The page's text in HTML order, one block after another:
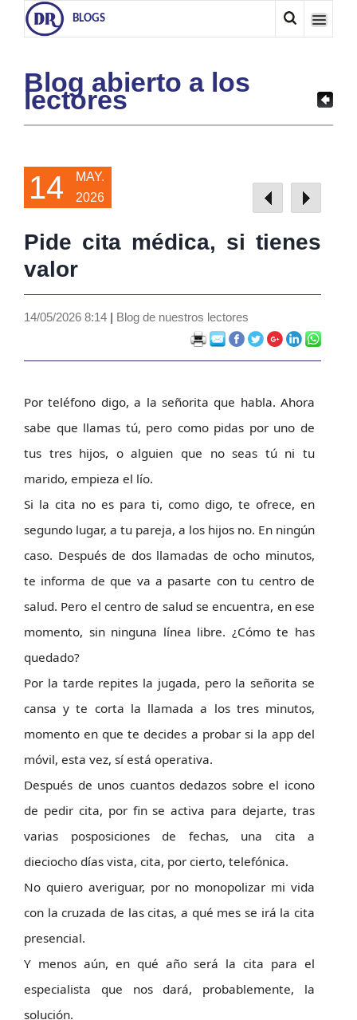
BLOGS
Blog abierto a los
lectores
14
MAY.
2026
Pide cita médica, si tienes
valor
14/05/2026 8:14 | Blog de nuestros lectores
Por teléfono digo, a la señorita que habla. Ahora
sabe que llamas tú, pero como pidas por uno de
tus tres hijos, o alguien que no seas tú ni tu
marido, empieza el lío.
Si la cita no es para ti, como digo, te ofrece, en
segundo lugar, a tu pareja, a los hijos no. En ningún
caso. Después de dos llamadas de ocho minutos,
te informa de que va a pasarte con tu centro de
salud. Pero el centro de salud se encuentra, en ese
momento, sin ninguna línea libre. ¿Cómo te has
quedado?
Por la tarde repites la jugada, pero la señorita se
cansa y te corta la llamada a los tres minutos,
momento en que te decides a probar si la app del
móvil, esta vez, sí está operativa.
Después de unos cuantos dedazos sobre el icono
de pedir cita, por fin se activa para dejarte, tras
varias posposiciones de fechas, una cita a
dieciocho días vista, cita, por cierto, telefónica.
No quiero averiguar, por no monopolizar mi vida
con la cruzada de las citas, a qué mes se irá la cita
presencial.
Y menos aún, en qué año será la cita para el
especialista que nos dará, probablemente, la
solución.